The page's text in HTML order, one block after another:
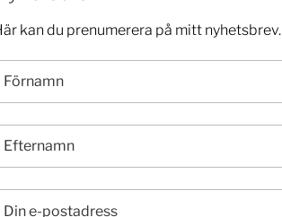
kan du prenumerera på mitt nyhetsbrev.